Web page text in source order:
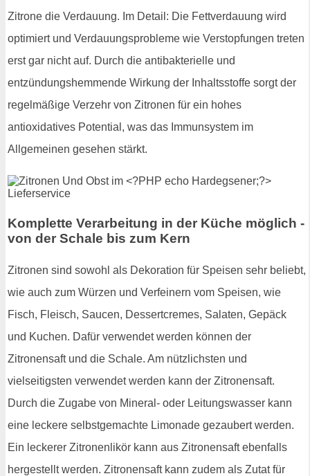
Zitrone die Verdauung. Im Detail: Die Fettverdauung wird
optimiert und Verdauungsprobleme wie Verstopfungen treten
erst gar nicht auf. Durch die antibakterielle und
entzündungshemmende Wirkung der Inhaltsstoffe sorgt der
regelmäßige Verzehr von Zitronen für ein hohes
antioxidatives Potential, was das Immunsystem im
Allgemeinen gesehen stärkt.
Komplette Verarbeitung in der Küche möglich -
von der Schale bis zum Kern
Zitronen sind sowohl als Dekoration für Speisen sehr beliebt,
wie auch zum Würzen und Verfeinern vom Speisen, wie
Fisch, Fleisch, Saucen, Dessertcremes, Salaten, Gepäck
und Kuchen. Dafür verwendet werden können der
Zitronensaft und die Schale. Am nützlichsten und
vielseitigsten verwendet werden kann der Zitronensaft.
Durch die Zugabe von Mineral- oder Leitungswasser kann
eine leckere selbstgemachte Limonade gezaubert werden.
Ein leckerer Zitronenlikör kann aus Zitronensaft ebenfalls
hergestellt werden. Zitronensaft kann zudem als Zutat für